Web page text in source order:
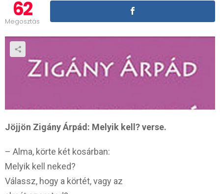
62
Megosztás
Jöjjön Zigány Árpád: Melyik kell? verse.
– Alma, körte két kosárban:
Melyik kell neked?
Válassz, hogy a körtét, vagy az